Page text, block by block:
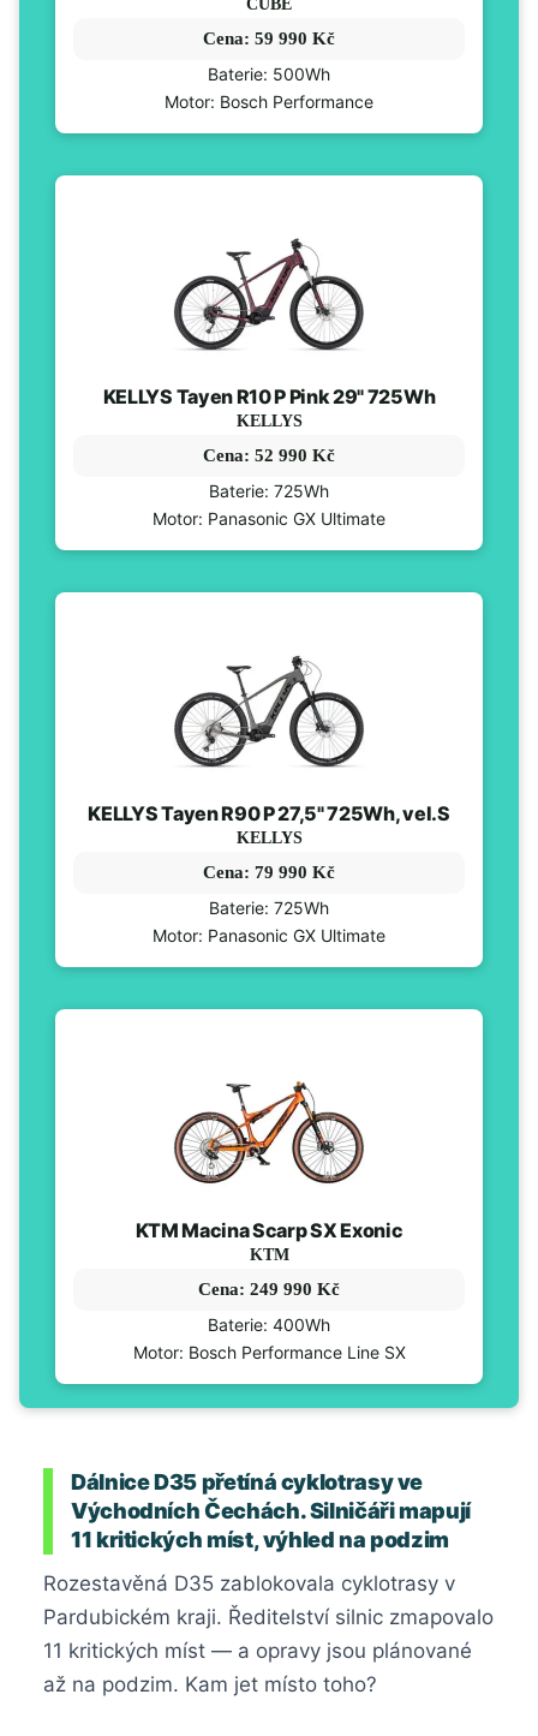
CUBE
Cena: 59 990 Kč
Baterie: 500Wh
Motor: Bosch Performance
KELLYS Tayen R10 P Pink 29" 725Wh
KELLYS
Cena: 52 990 Kč
Baterie: 725Wh
Motor: Panasonic GX Ultimate
KELLYS Tayen R90 P 27,5" 725Wh, vel.S
KELLYS
Cena: 79 990 Kč
Baterie: 725Wh
Motor: Panasonic GX Ultimate
KTM Macina Scarp SX Exonic
KTM
Cena: 249 990 Kč
Baterie: 400Wh
Motor: Bosch Performance Line SX
Dálnice D35 přetíná cyklotrasy ve
Východních Čechách. Silničáři mapují
11 kritických míst, výhled na podzim
Rozestavěná D35 zablokovala cyklotrasy v
Pardubickém kraji. Ředitelství silnic zmapovalo
11 kritických míst — a opravy jsou plánované
až na podzim. Kam jet místo toho?